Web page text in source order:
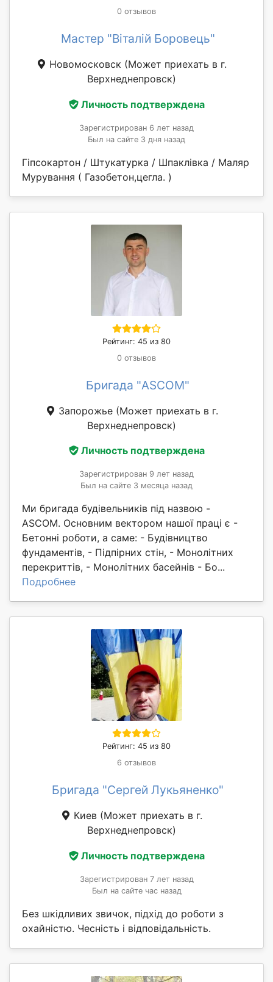
0 отзывов
Мастер "Віталій Боровець"
Новомосковск (Может приехать в г.
Верхнеднепровск)
Личность подтверждена
Зарегистрирован 6 лет назад
Был на сайте 3 дня назад
Гіпсокартон / Штукатурка / Шпаклівка / Маляр
Мурування ( Газобетон,цегла. )​​​​​​​
Рейтинг: 45 из 80
0 отзывов
Бригада "ASCOM"
Запорожье (Может приехать в г.
Верхнеднепровск)
Личность подтверждена
Зарегистрирован 9 лет назад
Был на сайте 3 месяца назад
Ми бригада будівельників під назвою -
ASCOM. Основним вектором нашої праці є -
Бетонні роботи, а саме: - Будівництво
фундаментів, - Підпірних стін, - Монолітних
перекриттів, - Монолітних басейнів - Бо...
Подробнее
Рейтинг: 45 из 80
6 отзывов
Бригада "Сергей Лукьяненко"
Киев (Может приехать в г.
Верхнеднепровск)
Личность подтверждена
Зарегистрирован 7 лет назад
Был на сайте час назад
Без шкідливих звичок, підхід до роботи з
охайністю. Чесність і відповідальність.